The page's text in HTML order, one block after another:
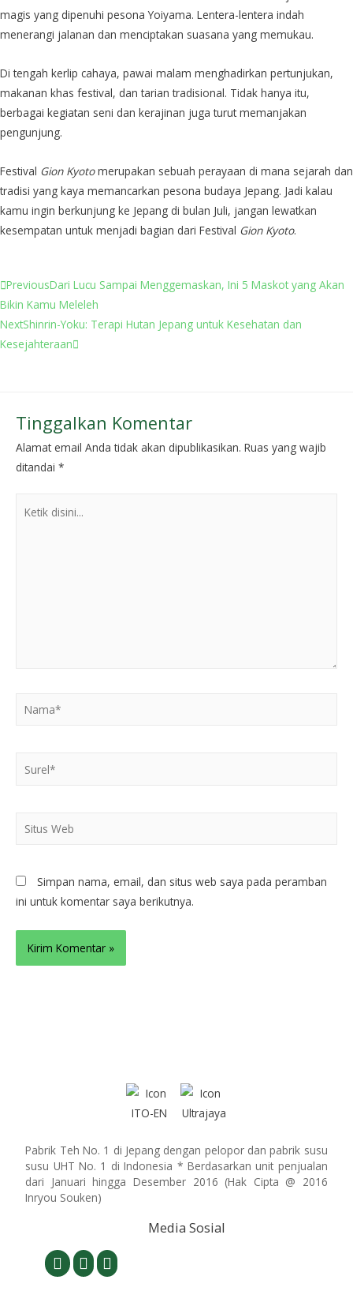
magis yang dipenuhi pesona Yoiyama. Lentera-lentera indah
menerangi jalanan dan menciptakan suasana yang memukau.
Di tengah kerlip cahaya, pawai malam menghadirkan pertunjukan,
makanan khas festival, dan tarian tradisional. Tidak hanya itu,
berbagai kegiatan seni dan kerajinan juga turut memanjakan
pengunjung.
Festival Gion Kyotomerupakan sebuah perayaan di mana sejarah dan
tradisi yang kaya memancarkan pesona budaya Jepang. Jadi kalau
kamu ingin berkunjung ke Jepang di bulan Juli, jangan lewatkan
kesempatan untuk menjadi bagian dari Festival Gion Kyoto.
PreviousDari Lucu Sampai Menggemaskan, Ini 5 Maskot yang Akan
Bikin Kamu Meleleh
NextShinrin-Yoku: Terapi Hutan Jepang untuk Kesehatan dan
Kesejahteraan
Tinggalkan Komentar
Alamat email Anda tidak akan dipublikasikan. Ruas yang wajib
ditandai *
Simpan nama, email, dan situs web saya pada peramban
ini untuk komentar saya berikutnya.
Pabrik Teh No. 1 di Jepang dengan pelopor dan pabrik susu
susu UHT No. 1 di Indonesia * Berdasarkan unit penjualan
dari Januari hingga Desember 2016 (Hak Cipta @ 2016
Inryou Souken)
Media Sosial